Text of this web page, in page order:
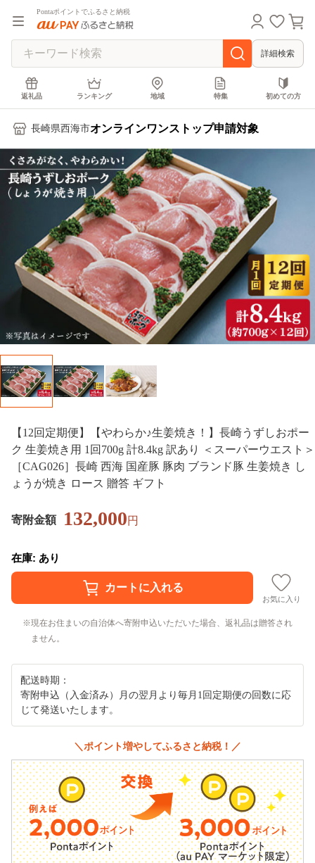
Pontaポイントでふるさと納税
詳細検索
返礼品 ランキング 地域 特集 初めての方
長崎県西海市オンラインワンストップ申請対象
【12回定期便】【やわらか♪生姜焼き！】長崎うずしおポー
ク 生姜焼き用 1回700g 計8.4kg 訳あり ＜スーパーウエスト＞
［CAG026］長崎 西海 国産豚 豚肉 ブランド豚 生姜焼き し
ょうが焼き ロース 贈答 ギフト
寄附金額 132,000円
在庫: あり
お気に入り
現在お住まいの自治体へ寄附申込いただいた場合、返礼品は贈答され
ません。
配送時期：
寄附申込（入金済み）月の翌月より毎月1回定期便の回数に応
じて発送いたします。
＼ポイント増やしてふるさと納税！／